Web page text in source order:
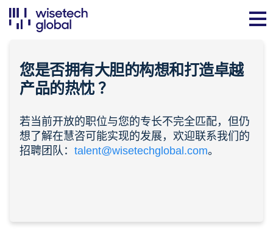
您是否拥有大胆的构想和打造卓越
产品的热忱？
若当前开放的职位与您的专长不完全匹配，但仍
想了解在慧咨可能实现的发展，欢迎联系我们的
招聘团队： talent@wisetechglobal.com。